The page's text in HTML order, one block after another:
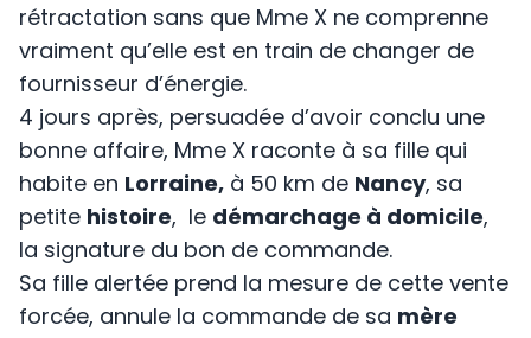
rétractation sans que Mme X ne comprenne
vraiment qu’elle est en train de changer de
fournisseur d’énergie.
4 jours après, persuadée d’avoir conclu une
bonne affaire, Mme X raconte à sa fille qui
habite en Lorraine, à 50 km de Nancy, sa
petite histoire, le démarchage à domicile,
la signature du bon de commande.
Sa fille alertée prend la mesure de cette vente
forcée, annule la commande de sa mère